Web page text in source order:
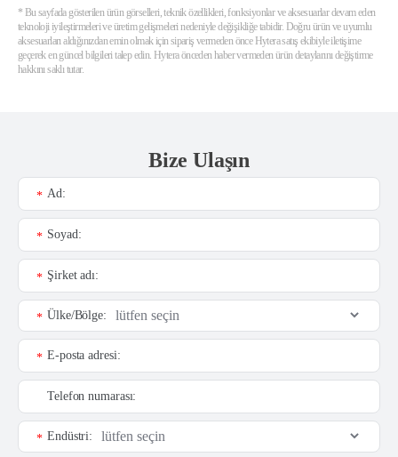
* Bu sayfada gösterilen ürün görselleri, teknik özellikleri, fonksiyonlar ve aksesuarlar devam eden
teknoloji iyileştirmeleri ve üretim gelişmeleri nedeniyle değişikliğe tabidir. Doğru ürün ve uyumlu
aksesuarları aldığınızdan emin olmak için sipariş vermeden önce Hytera satış ekibiyle iletişime
geçerek en güncel bilgileri talep edin. Hytera önceden haber vermeden ürün detaylarını değiştirme
hakkını saklı tutar.
Bize Ulaşın
Ad:
*
Soyad:
*
Şirket adı:
*
Ülke/Bölge:
*
E-posta adresi:
*
Telefon numarası:
Endüstri:
*